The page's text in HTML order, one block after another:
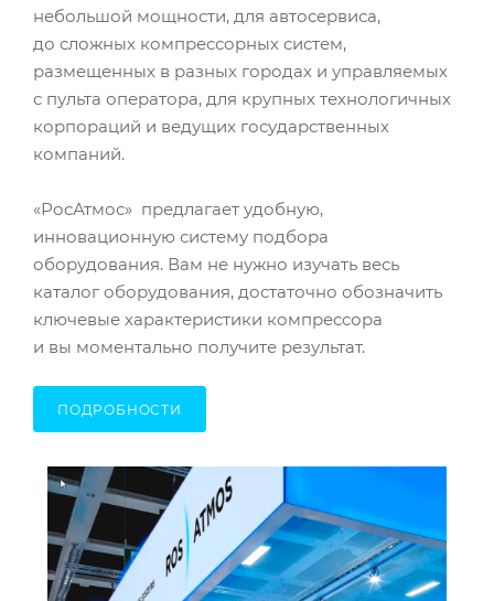
небольшой мощности, для автосервиса,
до сложных компрессорных систем,
размещенных в разных городах и управляемых
с пульта оператора, для крупных технологичных
корпораций и ведущих государственных
компаний.
«РосАтмос» предлагает удобную,
инновационную систему подбора
оборудования. Вам не нужно изучать весь
каталог оборудования, достаточно обозначить
ключевые характеристики компрессора
и вы моментально получите результат.
ПОДРОБНОСТИ